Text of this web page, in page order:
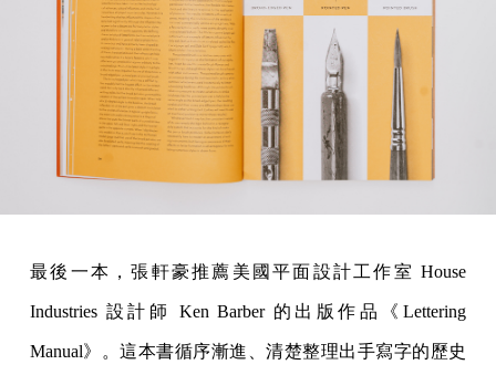
最後一本，張軒豪推薦美國平面設計工作室 House
Industries 設計師 Ken Barber 的出版作品《Lettering
Manual》。這本書循序漸進、清楚整理出手寫字的歷史